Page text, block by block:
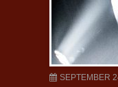
SEPTEMBER